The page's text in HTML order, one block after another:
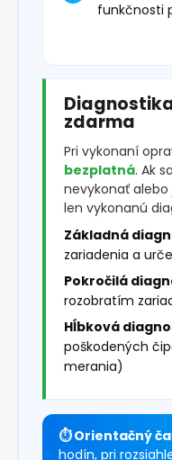
funkčnosti
zdarma
Pri vykonaní
bezplatná. Ak
nevykonať
len vykonanú
Základná
zariadenia a
Pokročilá
rozobratím
Hĺbková
poškodených
merania)
⏱ Orientačný
hodín, pri